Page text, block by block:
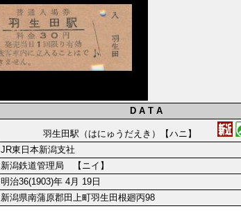
D A T A
羽生田駅（はにゅうだえき）【ハニ】
JR東日本新潟支社
新潟鉄道管理局 【ニイ】
明治36(1903)年 4月 19日
新潟県南蒲原郡田上町羽生田根廻丙98